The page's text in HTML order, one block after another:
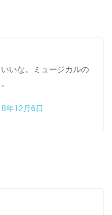
いな。ミュージカルの
年12月6日